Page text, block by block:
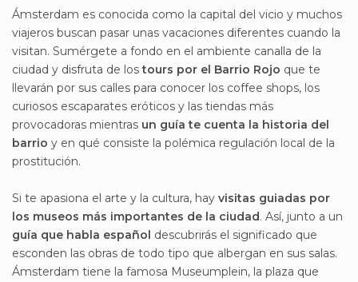
Ámsterdam es conocida como la capital del vicio y muchos
viajeros buscan pasar unas vacaciones diferentes cuando la
visitan. Sumérgete a fondo en el ambiente canalla de la
ciudad y disfruta de lostours por el Barrio Rojo que te
llevarán por sus calles para conocer los coffee shops, los
curiosos escaparates eróticos y las tiendas más
provocadoras mientras un guía te cuenta la historia del
barrio y en qué consiste la polémica regulación local de la
prostitución.
Si te apasiona el arte y la cultura, hay visitas guiadas por
los museos más importantes de la ciudad. Así, junto a un
guía que habla español descubrirás el significado que
esconden las obras de todo tipo que albergan en sus salas.
Ámsterdam tiene la famosa Museumplein, la plaza que